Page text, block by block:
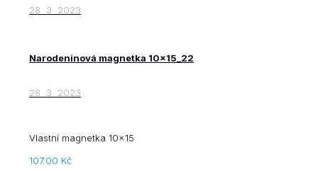
28. 3. 2023
Narodeninová magnetka 10x15_22
28. 3. 2023
Vlastní magnetka 10×15
107.00 Kč